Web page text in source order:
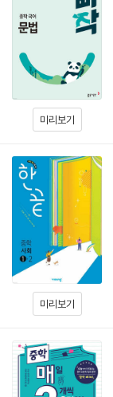
미리보기
미리보기